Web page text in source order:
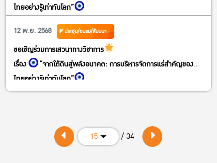
https://www.facebook.com/share/p/1D3P7qmonH/
ไทยอย่างรู้เท่าทันโลก”
12 พ.ย. 2568
ประชุม/อบรม/สัมมนา
ขอเชิญร่วมการเสวนาทางวิชาการ
เรื่อง
“จากใต้ดินสู่พลังอนาคต: การบริหารจัดการแร่สำคัญของ
ไทยอย่างรู้เท่าทันโลก”
วันอังคารที่ 18 พฤศจิกายน 2568
เวลา 13.00 – 16.00 น.
ภาคตะวันออกเฉียงเหนือ ม.ก.ขอนแก่น AM.1314 kHz. , ภาคเหนือ
15 / 34